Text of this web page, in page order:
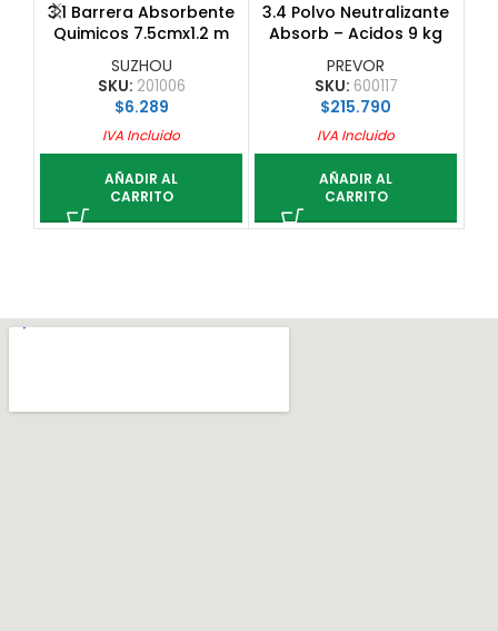
3.1 Barrera Absorbente
Quimicos 7.5cmx1.2 m
Cap. Abs. 5,25 L
SUZHOU
SKU: 201006
$6.289
IVA Incluido
AÑADIR AL
CARRITO
3.4 Polvo Neutralizante
Absorb – Acidos 9 kg
Acicaptal
PREVOR
SKU: 600117
$215.790
IVA Incluido
AÑADIR AL
CARRITO